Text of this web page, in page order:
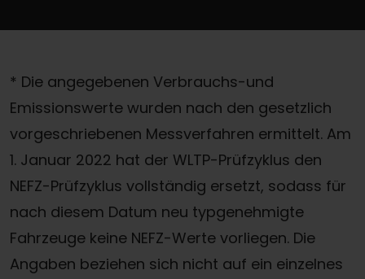
* Die angegebenen Verbrauchs-und
Emissionswerte wurden nach den gesetzlich
vorgeschriebenen Messverfahren ermittelt. Am
1. Januar 2022 hat der WLTP-Prüfzyklus den
NEFZ-Prüfzyklus vollständig ersetzt, sodass für
nach diesem Datum neu typgenehmigte
Fahrzeuge keine NEFZ-Werte vorliegen. Die
Angaben beziehen sich nicht auf ein einzelnes